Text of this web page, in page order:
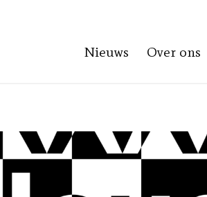
Nieuws Over ons